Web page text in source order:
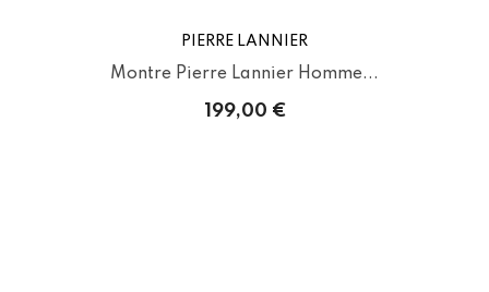
PIERRE LANNIER
Montre Pierre Lannier Homme...
199,00 €